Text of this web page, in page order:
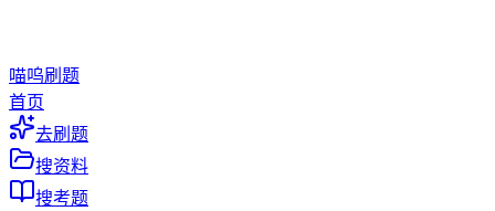
喵呜刷题
首页
去刷题
搜资料
搜考题